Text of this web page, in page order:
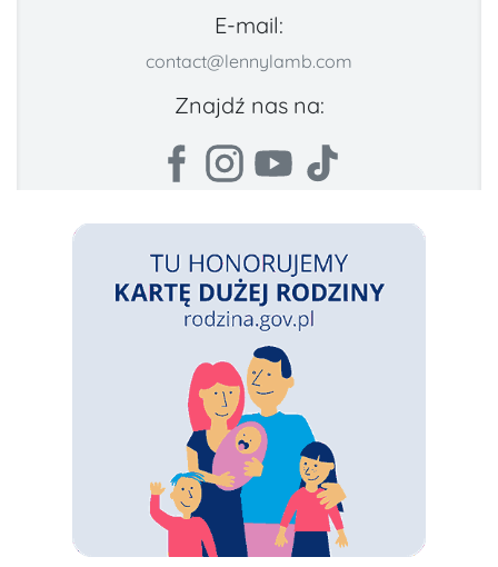
E-mail:
contact@lennylamb.com
Znajdź nas na: